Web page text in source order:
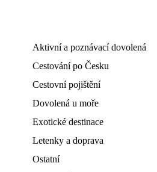
Aktivní a poznávací dovolená
Cestování po Česku
Cestovní pojištění
Dovolená u moře
Exotické destinace
Letenky a doprava
Ostatní